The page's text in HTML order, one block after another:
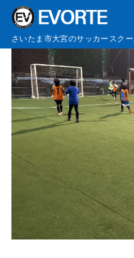
ンさいたま市大宮のサッカースク